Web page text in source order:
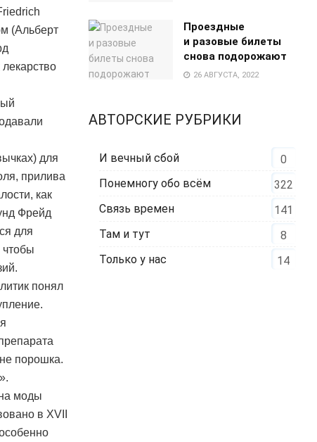
(Альберт
для
прилива
как
Фрейд
для
чтобы
понял
порошка.
моды
в XVII
Проездные
и разовые билеты
снова подорожают
26 АВГУСТА, 2022
АВТОРСКИЕ РУБРИКИ
И вечный сбой
0
Понемногу обо всём
322
Связь времен
141
Там и тут
8
Только у нас
14